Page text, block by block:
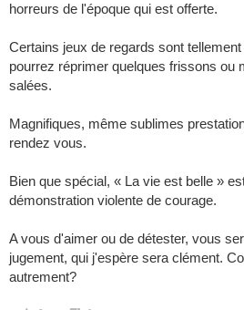
horreurs de l'époque qui est offerte.
Certains jeux de regards sont
pourrez réprimer quelques frissons ou
salées.
Magnifiques, même sublimes
rendez vous.
Bien que spécial, « La vie est belle »
démonstration violente de courage.
A vous d'aimer ou de détester, vous
jugement, qui j'espère sera clément.
autrement?